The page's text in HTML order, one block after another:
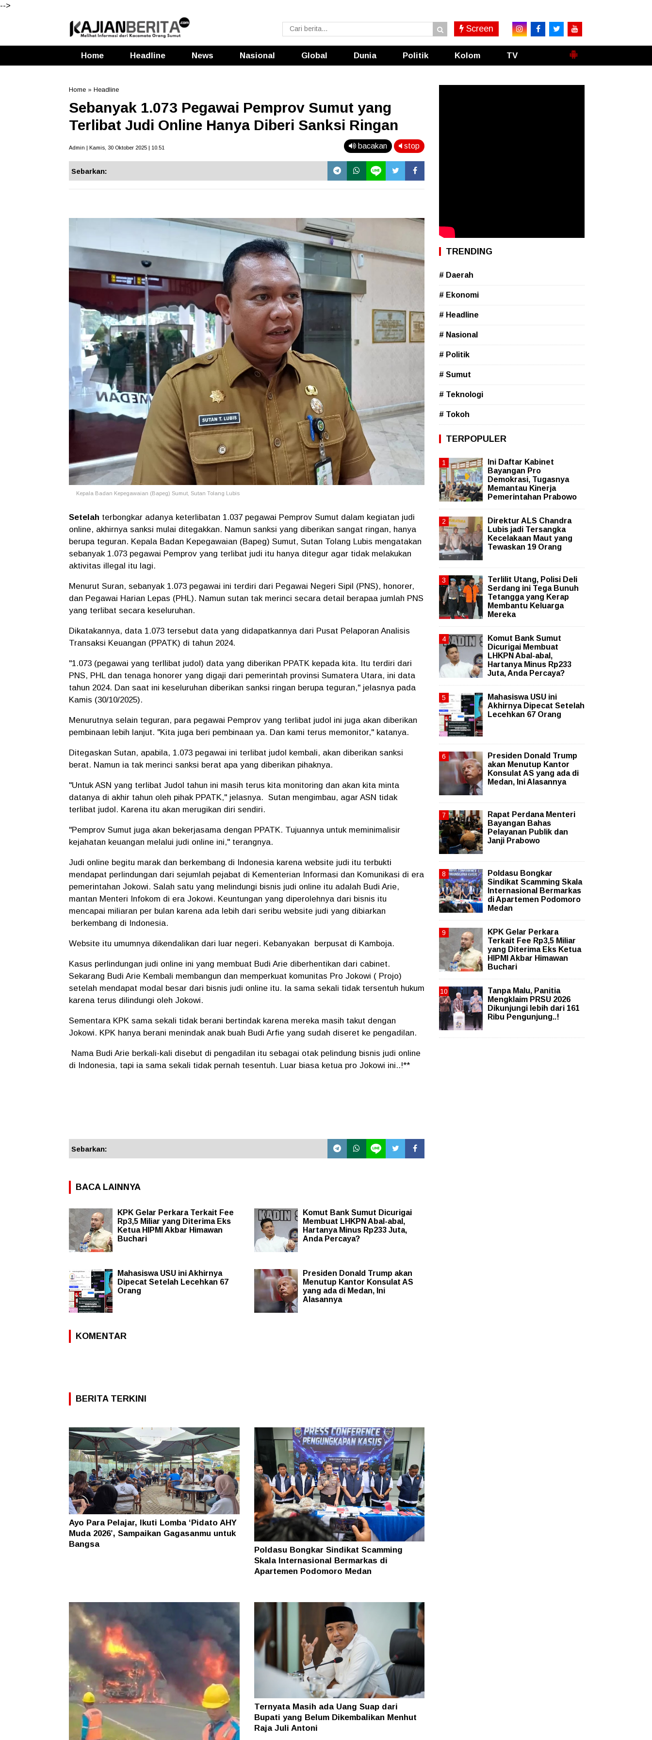
-->
Screen
Home Headline News Nasional Global Dunia Politik Kolom TV
Home » Headline
Sebanyak 1.073 Pegawai Pemprov Sumut yang
Terlibat Judi Online Hanya Diberi Sanksi Ringan
Admin | Kamis, 30 Oktober 2025 | 10.51 bacakan stop
Sebarkan:
Kepala Badan Kepegawaian (Bapeg) Sumut, Sutan Tolang Lubis
Setelah terbongkar adanya keterlibatan 1.037 pegawai Pemprov Sumut dalam kegiatan judi
online, akhirnya sanksi mulai ditegakkan. Namun sanksi yang diberikan sangat ringan, hanya
berupa teguran. Kepala Badan Kepegawaian (Bapeg) Sumut, Sutan Tolang Lubis mengatakan
sebanyak 1.073 pegawai Pemprov yang terlibat judi itu hanya ditegur agar tidak melakukan
aktivitas illegal itu lagi.
Menurut Suran, sebanyak 1.073 pegawai ini terdiri dari Pegawai Negeri Sipil (PNS), honorer,
dan Pegawai Harian Lepas (PHL). Namun sutan tak merinci secara detail berapaa jumlah PNS
yang terlibat secara keseluruhan.
Dikatakannya, data 1.073 tersebut data yang didapatkannya dari Pusat Pelaporan Analisis
Transaksi Keuangan (PPATK) di tahun 2024.
"1.073 (pegawai yang terllibat judol) data yang diberikan PPATK kepada kita. Itu terdiri dari
PNS, PHL dan tenaga honorer yang digaji dari pemerintah provinsi Sumatera Utara, ini data
tahun 2024. Dan saat ini keseluruhan diberikan sanksi ringan berupa teguran," jelasnya pada
Kamis (30/10/2025).
Menurutnya selain teguran, para pegawai Pemprov yang terlibat judol ini juga akan diberikan
pembinaan lebih lanjut. "Kita juga beri pembinaan ya. Dan kami terus memonitor," katanya.
Ditegaskan Sutan, apabila, 1.073 pegawai ini terlibat judol kembali, akan diberikan sanksi
berat. Namun ia tak merinci sanksi berat apa yang diberikan pihaknya.
"Untuk ASN yang terlibat Judol tahun ini masih terus kita monitoring dan akan kita minta
datanya di akhir tahun oleh pihak PPATK," jelasnya. Sutan mengimbau, agar ASN tidak
terlibat judol. Karena itu akan merugikan diri sendiri.
"Pemprov Sumut juga akan bekerjasama dengan PPATK. Tujuannya untuk meminimalisir
kejahatan keuangan melalui judi online ini," terangnya.
Judi online begitu marak dan berkembang di Indonesia karena website judi itu terbukti
mendapat perlindungan dari sejumlah pejabat di Kementerian Informasi dan Komunikasi di era
pemerintahan Jokowi. Salah satu yang melindungi bisnis judi online itu adalah Budi Arie,
mantan Menteri Infokom di era Jokowi. Keuntungan yang diperolehnya dari bisnis itu
mencapai miliaran per bulan karena ada lebih dari seribu website judi yang dibiarkan
berkembang di Indonesia.
Website itu umumnya dikendalikan dari luar negeri. Kebanyakan berpusat di Kamboja.
Kasus perlindungan judi online ini yang membuat Budi Arie diberhentikan dari cabinet.
Sekarang Budi Arie Kembali membangun dan memperkuat komunitas Pro Jokowi ( Projo)
setelah mendapat modal besar dari bisnis judi online itu. Ia sama sekali tidak tersentuh hukum
karena terus dilindungi oleh Jokowi.
Sementara KPK sama sekali tidak berani bertindak karena mereka masih takut dengan
Jokowi. KPK hanya berani menindak anak buah Budi Arfie yang sudah diseret ke pengadilan.
Nama Budi Arie berkali-kali disebut di pengadilan itu sebagai otak pelindung bisnis judi online
di Indonesia, tapi ia sama sekali tidak pernah tesentuh. Luar biasa ketua pro Jokowi ini..!**
Sebarkan:
BACA LAINNYA
KPK Gelar Perkara Terkait Fee
Rp3,5 Miliar yang Diterima Eks
Ketua HIPMI Akbar Himawan
Buchari
Komut Bank Sumut Dicurigai
Membuat LHKPN Abal-abal,
Hartanya Minus Rp233 Juta,
Anda Percaya?
Mahasiswa USU ini Akhirnya
Dipecat Setelah Lecehkan 67
Orang
Presiden Donald Trump akan
Menutup Kantor Konsulat AS
yang ada di Medan, Ini
Alasannya
KOMENTAR
BERITA TERKINI
Ayo Para Pelajar, Ikuti Lomba ‘Pidato AHY
Muda 2026’, Sampaikan Gagasanmu untuk
Bangsa
Poldasu Bongkar Sindikat Scamming
Skala Internasional Bermarkas di
Apartemen Podomoro Medan
Ternyata Masih ada Uang Suap dari
Bupati yang Belum Dikembalikan Menhut
Raja Juli Antoni
TRENDING
# Daerah
# Ekonomi
# Headline
# Nasional
# Politik
# Sumut
# Teknologi
# Tokoh
TERPOPULER
Ini Daftar Kabinet
Bayangan Pro
Demokrasi, Tugasnya
Memantau Kinerja
Pemerintahan Prabowo
Direktur ALS Chandra
Lubis jadi Tersangka
Kecelakaan Maut yang
Tewaskan 19 Orang
Terlilit Utang, Polisi Deli
Serdang ini Tega Bunuh
Tetangga yang Kerap
Membantu Keluarga
Mereka
Komut Bank Sumut
Dicurigai Membuat
LHKPN Abal-abal,
Hartanya Minus Rp233
Juta, Anda Percaya?
Mahasiswa USU ini
Akhirnya Dipecat Setelah
Lecehkan 67 Orang
Presiden Donald Trump
akan Menutup Kantor
Konsulat AS yang ada di
Medan, Ini Alasannya
Rapat Perdana Menteri
Bayangan Bahas
Pelayanan Publik dan
Janji Prabowo
Poldasu Bongkar
Sindikat Scamming Skala
Internasional Bermarkas
di Apartemen Podomoro
Medan
KPK Gelar Perkara
Terkait Fee Rp3,5 Miliar
yang Diterima Eks Ketua
HIPMI Akbar Himawan
Buchari
Tanpa Malu, Panitia
Mengklaim PRSU 2026
Dikunjungi lebih dari 161
Ribu Pengunjung..!